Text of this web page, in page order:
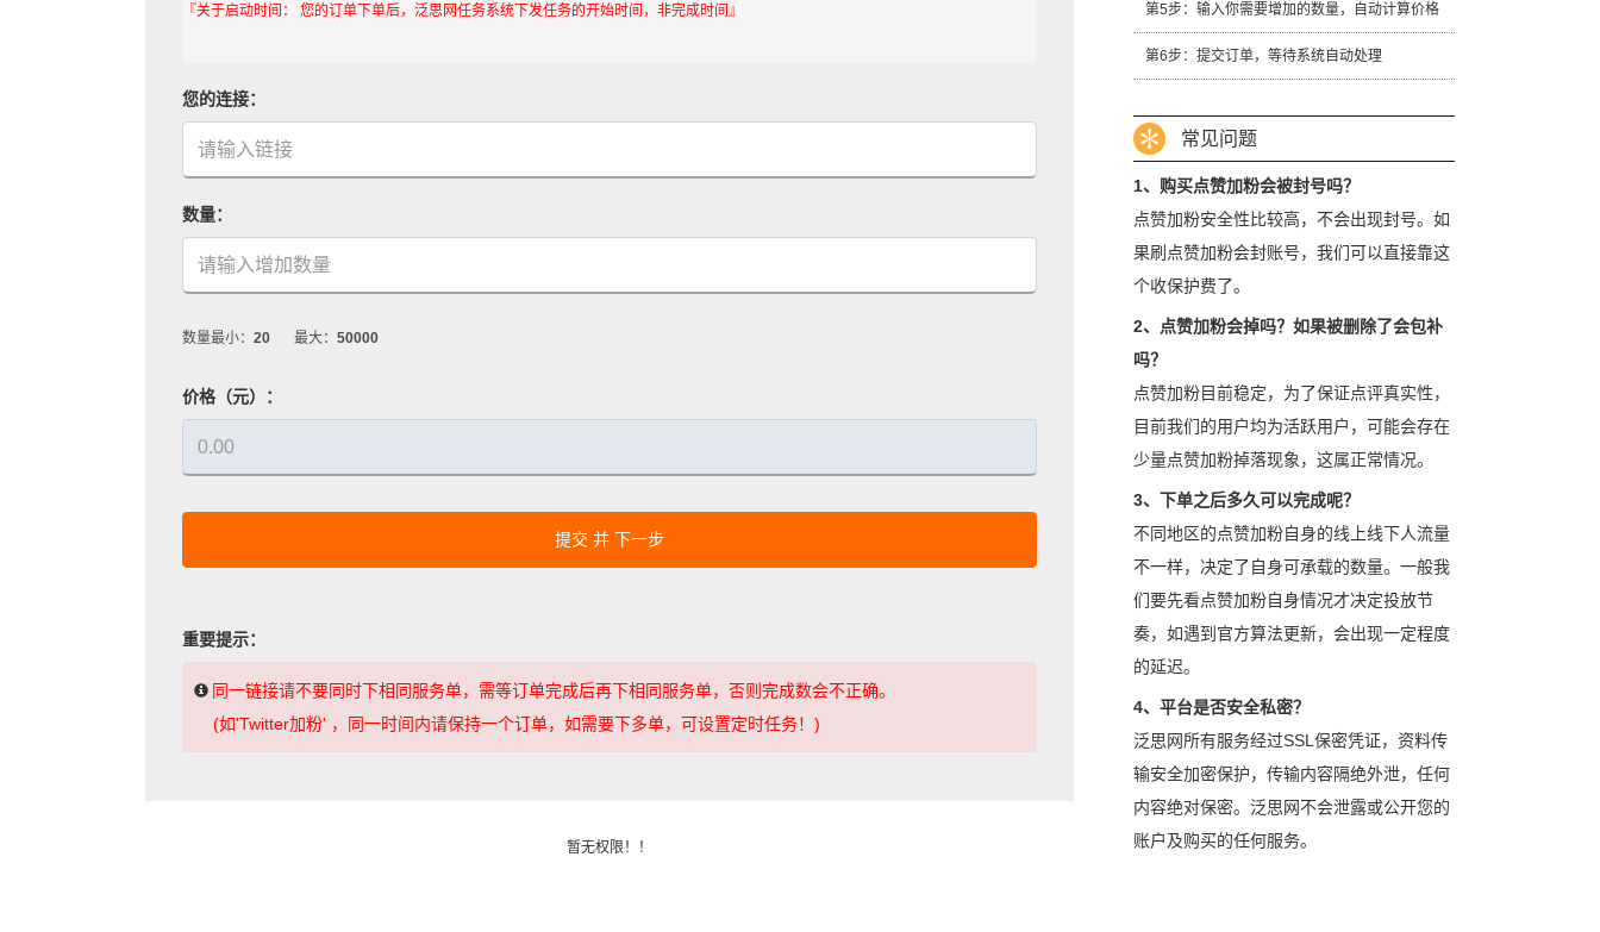
『关于启动时间： 您的订单下单后，泛思网任务系统下发任务的开始时间，非完成时间』
您的连接：
数量：
数量最小： 20 最大： 50000
价格（元）：
提交 并 下一步
重要提示：
同一链接请不要同时下相同服务单，需等订单完成后再下相同服务单，否则完成数会不正确。
(如'Twitter加粉' ，同一时间内请保持一个订单，如需要下多单，可设置定时任务！)
暂无权限！！
第5步：输入你需要增加的数量，自动计算价格
第6步：提交订单，等待系统自动处理
常见问题
1、购买点赞加粉会被封号吗？
点赞加粉安全性比较高，不会出现封号。如
果刷点赞加粉会封账号，我们可以直接靠这
个收保护费了。
2、点赞加粉会掉吗？如果被删除了会包补
吗？
点赞加粉目前稳定，为了保证点评真实性，
目前我们的用户均为活跃用户，可能会存在
少量点赞加粉掉落现象，这属正常情况。
3、下单之后多久可以完成呢？
不同地区的点赞加粉自身的线上线下人流量
不一样，决定了自身可承载的数量。一般我
们要先看点赞加粉自身情况才决定投放节
奏，如遇到官方算法更新，会出现一定程度
的延迟。
4、平台是否安全私密？
泛思网所有服务经过SSL保密凭证，资料传
输安全加密保护，传输内容隔绝外泄，任何
内容绝对保密。泛思网不会泄露或公开您的
账户及购买的任何服务。